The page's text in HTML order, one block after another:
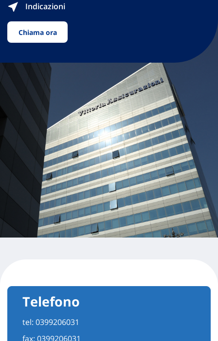
Indicazioni
Chiama ora
Telefono
tel: 0399206031
fax: 0399206031